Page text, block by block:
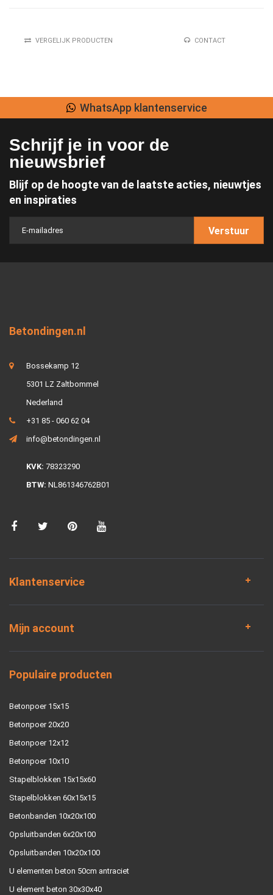
VERGELIJK PRODUCTEN CONTACT
WhatsApp klantenservice
Schrijf je in voor de
nieuwsbrief
Blijf op de hoogte van de laatste acties, nieuwtjes
en inspiraties
Verstuur
Betondingen.nl
Bossekamp 12
5301 LZ Zaltbommel
Nederland
+31 85 - 060 62 04
info@betondingen.nl
KVK: 78323290
BTW: NL861346762B01
Klantenservice
Mijn account
Populaire producten
Betonpoer 15x15
Betonpoer 20x20
Betonpoer 12x12
Betonpoer 10x10
Stapelblokken 15x15x60
Stapelblokken 60x15x15
Betonbanden 10x20x100
Opsluitbanden 6x20x100
Opsluitbanden 10x20x100
U elementen beton 50cm antraciet
U element beton 30x30x40